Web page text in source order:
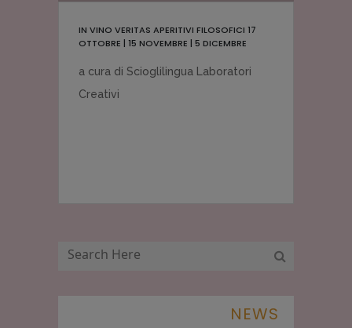
IN VINO VERITAS APERITIVI FILOSOFICI 17
OTTOBRE | 15 NOVEMBRE | 5 DICEMBRE
a cura di Scioglilingua Laboratori
Creativi
NEWS